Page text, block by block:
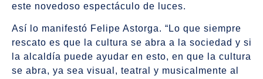
este novedoso espectáculo de luces.
Así lo manifestó Felipe Astorga. “Lo que siempre
rescato es que la cultura se abra a la sociedad y si
la alcaldía puede ayudar en esto, en que la cultura
se abra, ya sea visual, teatral y musicalmente al